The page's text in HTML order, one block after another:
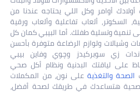
أوامر وكل اللي يحتاجه عندنا من
السكوتر، ألعاب تفاعلية وألعاب ورقية
تنمية وتسلية طفلك. أما البيبي كمان كل
وشيالات ولوازم الرضاعة متوفرة بأحسن
زي سوبركيدز وچوي وفاين بيبي
على لياقتك البدنية ونظام أكل صحي
الصحة والتغذية على نون، من المكملات
صحية هتساعدك في طريقك لصحة أفضل،